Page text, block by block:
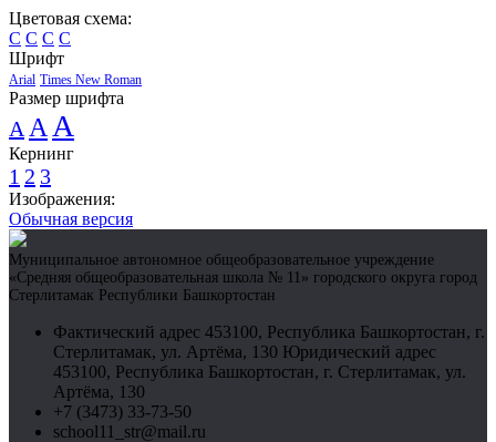
Цветовая схема:
C C C C
Шрифт
Arial Times New Roman
Размер шрифта
A A A
Кернинг
1 2 3
Изображения:
Обычная версия
Муниципальное автономное общеобразовательное учреждение
«Средняя общеобразовательная школа № 11» городского округа город
Стерлитамак Республики Башкортостан
Фактический адрес 453100, Республика Башкортостан, г.
Стерлитамак, ул. Артёма, 130 Юридический адрес
453100, Республика Башкортостан, г. Стерлитамак, ул.
Артёма, 130
+7 (3473) 33-73-50
school11_str@mail.ru